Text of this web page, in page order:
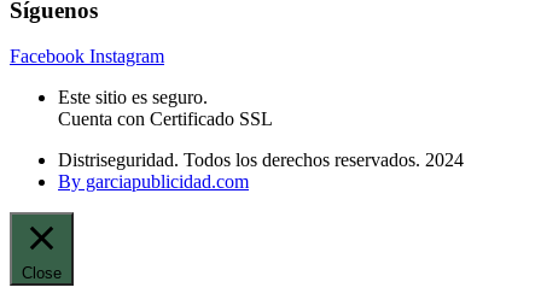
Síguenos
Facebook Instagram
Este sitio es seguro.
Cuenta con Certificado SSL
Distriseguridad. Todos los derechos reservados. 2024
By garciapublicidad.com
Close